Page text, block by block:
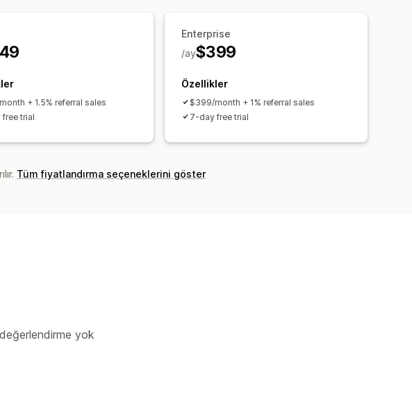
+ 1.5% referral sales
trial
Enterprise
$399
/ay
Özellikler
$399/month + 1% referral sales
7-day free trial
Tüm fiyatlandırma seçeneklerini göster
yok